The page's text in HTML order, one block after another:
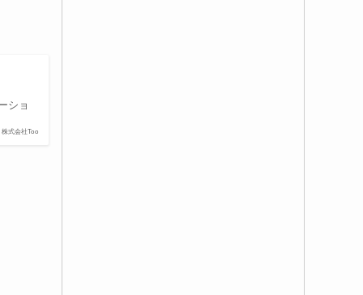
株式会社Too
ショ